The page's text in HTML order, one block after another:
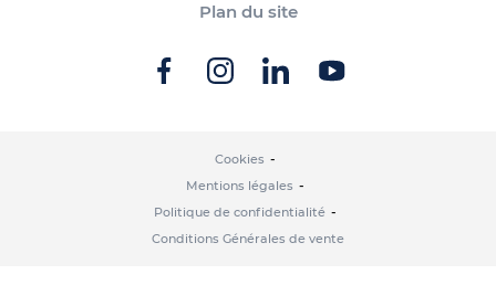
Plan du site
Cookies
Mentions légales
Politique de confidentialité
Conditions Générales de vente